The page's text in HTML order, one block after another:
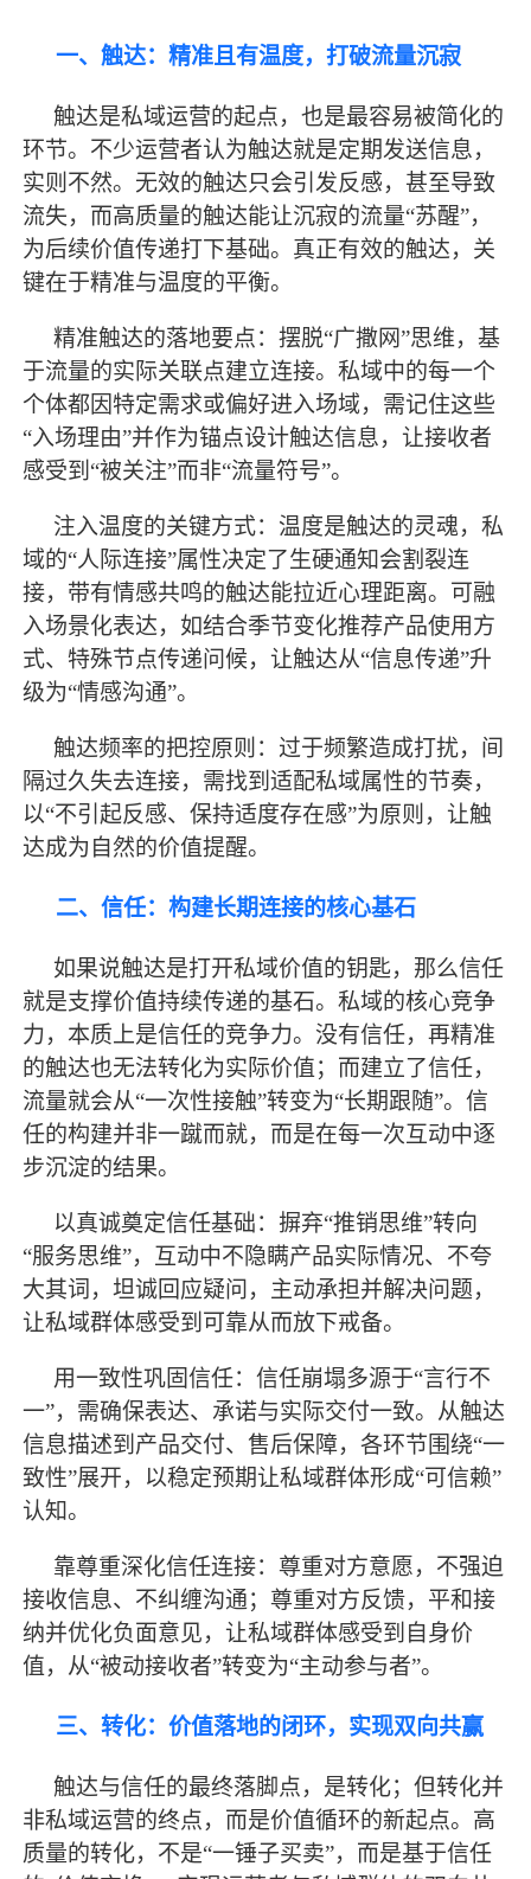
一、触达：精准且有温度，打破流量沉寂
触达是私域运营的起点，也是最容易被简化的
环节。不少运营者认为触达就是定期发送信息，
实则不然。无效的触达只会引发反感，甚至导致
流失，而高质量的触达能让沉寂的流量“苏醒”，
为后续价值传递打下基础。真正有效的触达，关
键在于精准与温度的平衡。
精准触达的落地要点：摆脱“广撒网”思维，基
于流量的实际关联点建立连接。私域中的每一个
个体都因特定需求或偏好进入场域，需记住这些
“入场理由”并作为锚点设计触达信息，让接收者
感受到“被关注”而非“流量符号”。
注入温度的关键方式：温度是触达的灵魂，私
域的“人际连接”属性决定了生硬通知会割裂连
接，带有情感共鸣的触达能拉近心理距离。可融
入场景化表达，如结合季节变化推荐产品使用方
式、特殊节点传递问候，让触达从“信息传递”升
级为“情感沟通”。
触达频率的把控原则：过于频繁造成打扰，间
隔过久失去连接，需找到适配私域属性的节奏，
以“不引起反感、保持适度存在感”为原则，让触
达成为自然的价值提醒。
二、信任：构建长期连接的核心基石
如果说触达是打开私域价值的钥匙，那么信任
就是支撑价值持续传递的基石。私域的核心竞争
力，本质上是信任的竞争力。没有信任，再精准
的触达也无法转化为实际价值；而建立了信任，
流量就会从“一次性接触”转变为“长期跟随”。信
任的构建并非一蹴而就，而是在每一次互动中逐
步沉淀的结果。
以真诚奠定信任基础：摒弃“推销思维”转向
“服务思维”，互动中不隐瞒产品实际情况、不夸
大其词，坦诚回应疑问，主动承担并解决问题，
让私域群体感受到可靠从而放下戒备。
用一致性巩固信任：信任崩塌多源于“言行不
一”，需确保表达、承诺与实际交付一致。从触达
信息描述到产品交付、售后保障，各环节围绕“一
致性”展开，以稳定预期让私域群体形成“可信赖”
认知。
靠尊重深化信任连接：尊重对方意愿，不强迫
接收信息、不纠缠沟通；尊重对方反馈，平和接
纳并优化负面意见，让私域群体感受到自身价
值，从“被动接收者”转变为“主动参与者”。
三、转化：价值落地的闭环，实现双向共赢
触达与信任的最终落脚点，是转化；但转化并
非私域运营的终点，而是价值循环的新起点。高
质量的转化，不是“一锤子买卖”，而是基于信任